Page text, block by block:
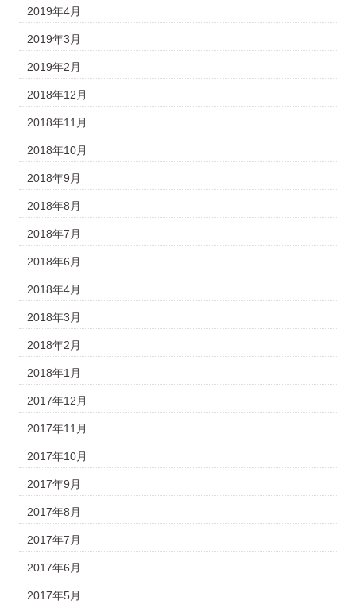
2019年4月
2019年3月
2019年2月
2018年12月
2018年11月
2018年10月
2018年9月
2018年8月
2018年7月
2018年6月
2018年4月
2018年3月
2018年2月
2018年1月
2017年12月
2017年11月
2017年10月
2017年9月
2017年8月
2017年7月
2017年6月
2017年5月